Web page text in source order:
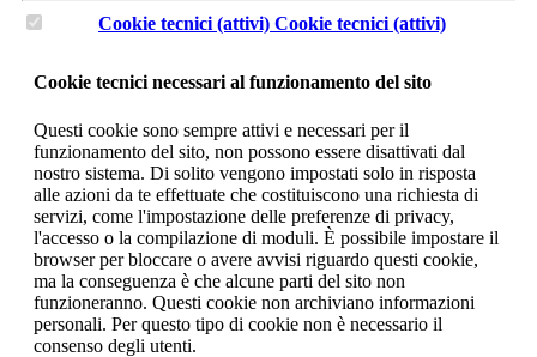
Cookie tecnici (attivi) Cookie tecnici (attivi)
Cookie tecnici necessari al funzionamento del sito
Questi cookie sono sempre attivi e necessari per il
funzionamento del sito, non possono essere disattivati dal
nostro sistema. Di solito vengono impostati solo in risposta
alle azioni da te effettuate che costituiscono una richiesta di
servizi, come l'impostazione delle preferenze di privacy,
l'accesso o la compilazione di moduli. È possibile impostare il
browser per bloccare o avere avvisi riguardo questi cookie,
ma la conseguenza è che alcune parti del sito non
funzioneranno. Questi cookie non archiviano informazioni
personali. Per questo tipo di cookie non è necessario il
consenso degli utenti.